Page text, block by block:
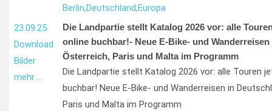
Berlin,Deutschland,Europa
23.09.25
Download
Bilder
mehr …
Die Landpartie stellt Katalog 2026 vor: alle
online buchbar!- Neue E-Bike- und
Österreich, Paris und Malta im Programm
Die Landpartie stellt Katalog 2026 vor: alle Touren
buchbar! Neue E-Bike- und Wanderreisen in
Paris und Malta im Programm